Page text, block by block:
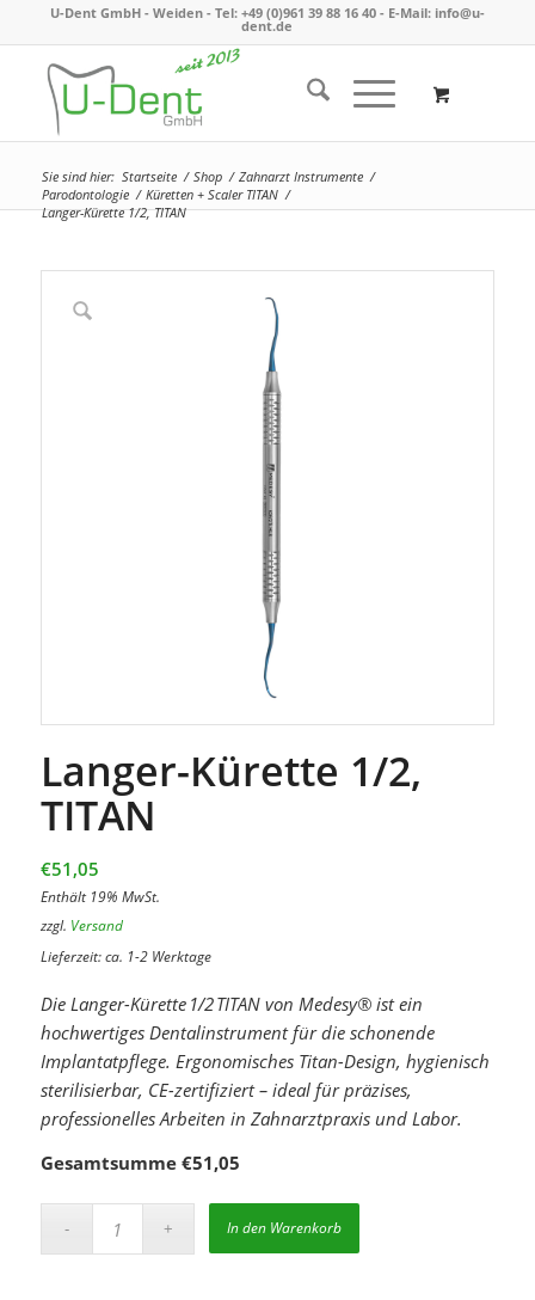
U-Dent GmbH - Weiden - Tel: +49 (0)961 39 88 16 40- E-Mail: info@u-
dent.de
Sie sind hier: Startseite / Shop / Zahnarzt Instrumente /
Parodontologie / Küretten + Scaler TITAN /
Langer-Kürette 1/2, TITAN
Langer-Kürette 1/2,
TITAN
€51,05
Enthält 19% MwSt.
zzgl. Versand
Lieferzeit: ca. 1-2 Werktage
Die Langer-Kürette 1/2 TITAN von Medesy® ist ein
hochwertiges Dentalinstrument für die schonende
Implantatpflege. Ergonomisches Titan-Design, hygienisch
sterilisierbar, CE-zertifiziert – ideal für präzises,
professionelles Arbeiten in Zahnarztpraxis und Labor.
Gesamtsumme €51,05
In den Warenkorb